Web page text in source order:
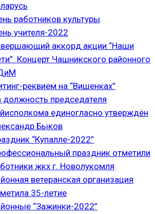
работников культуры
учителя-2022
аккорд акции “Наши
Концерт Чашникского районного
реквием на “Вишенках”
должность председателя
единогласно утверждён
Быков
“Купалле-2022”
праздник отметили
жкх г. Новолукомля
ветеранская организация
35-летие
“Зажинки-2022”